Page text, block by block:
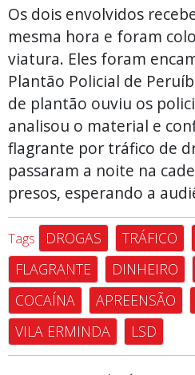
Os dois envolvidos
mesma hora e foram
viatura. Eles foram
Plantão Policial de
de plantão ouviu os
analisou o material e
flagrante por tráfico de
passaram a noite na
presos, esperando a
Tags DROGAS TRÁFICO
FLAGRANTE
DINHEIRO
COCAÍNA
APREENSÃO
VILA ERMINDA
LSD